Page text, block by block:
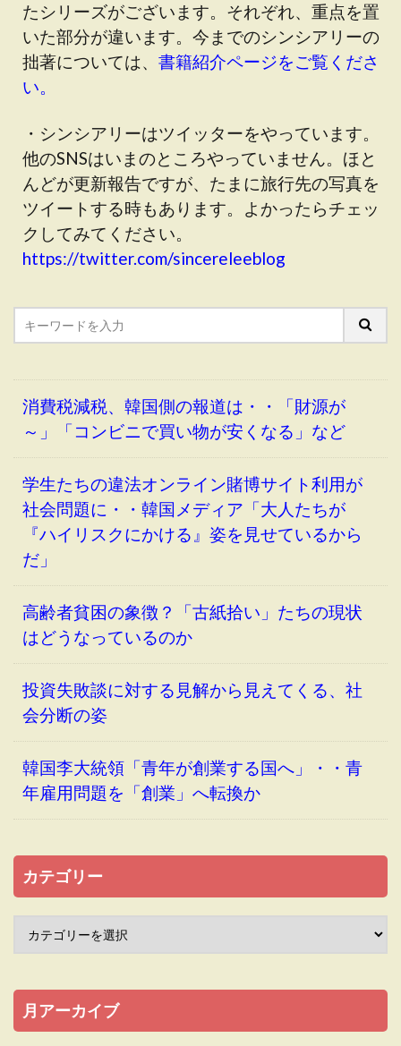
たシリーズがございます。それぞれ、重点を置
いた部分が違います。今までのシンシアリーの
拙著については、 書籍紹介ページをご覧くださ
い。
・シンシアリーはツイッターをやっています。
他のSNSはいまのところやっていません。ほと
んどが更新報告ですが、たまに旅行先の写真を
ツイートする時もあります。よかったらチェッ
クしてみてください。
https://twitter.com/sincereleeblog
消費税減税、韓国側の報道は・・「財源が
～」「コンビニで買い物が安くなる」など
学生たちの違法オンライン賭博サイト利用が
社会問題に・・韓国メディア「大人たちが
『ハイリスクにかける』姿を見せているから
だ」
高齢者貧困の象徴？「古紙拾い」たちの現状
はどうなっているのか
投資失敗談に対する見解から見えてくる、社
会分断の姿
韓国李大統領「青年が創業する国へ」・・青
年雇用問題を「創業」へ転換か
カテゴリー
月アーカイブ